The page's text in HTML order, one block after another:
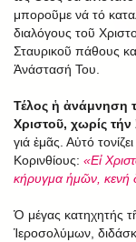
μποροῦμε νά τό
διαλόγους τοῦ
Σταυρικοῦ πάθους
Ἀνάστασή Του.
Τέλος ἡ ἀνάμνηση
Χριστοῦ, χωρίς
γιά ἐμᾶς. Αὐτό
Κορινθίους: «Εἰ
κήρυγμα ἡμῶν, κενή
Ὁ μέγας κατηχητής
Ἱεροσολύμων,